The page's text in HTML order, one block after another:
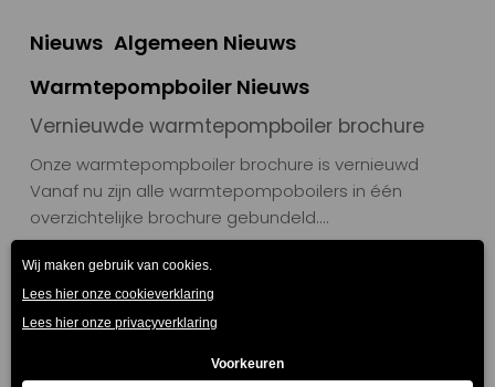
Nieuws Algemeen Nieuws
Warmtepompboiler Nieuws
Vernieuwde warmtepompboiler brochure
Onze warmtepompboiler brochure is vernieuwd
Vanaf nu zijn alle warmtepompoboilers in één
overzichtelijke brochure gebundeld.…